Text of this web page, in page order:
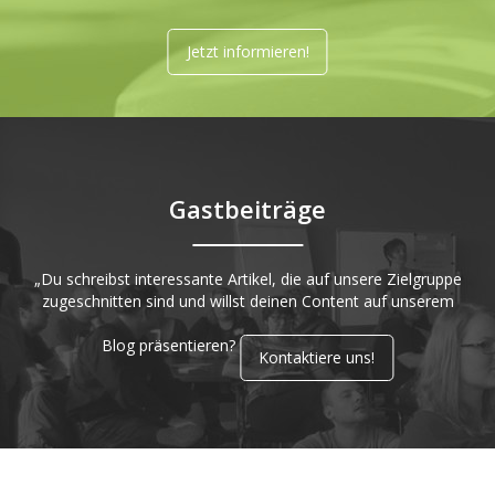
Jetzt informieren!
Gastbeiträge
„Du schreibst interessante Artikel, die auf unsere Zielgruppe
zugeschnitten sind und willst deinen Content auf unserem
Blog präsentieren?
Kontaktiere uns!